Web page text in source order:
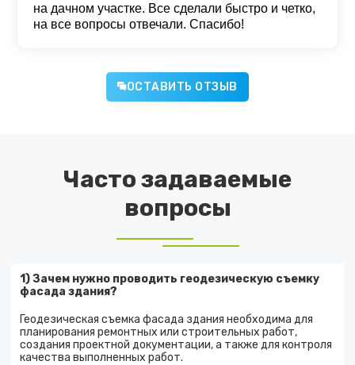
на дачном участке. Все сделали быстро и четко,
на все вопросы отвечали. Спасибо!
ОСТАВИТЬ ОТЗЫВ
Часто задаваемые
вопросы
1) Зачем нужно проводить геодезическую съемку
фасада здания?
Геодезическая съемка фасада здания необходима для
планирования ремонтных или строительных работ,
создания проектной документации, а также для контроля
качества выполненных работ.